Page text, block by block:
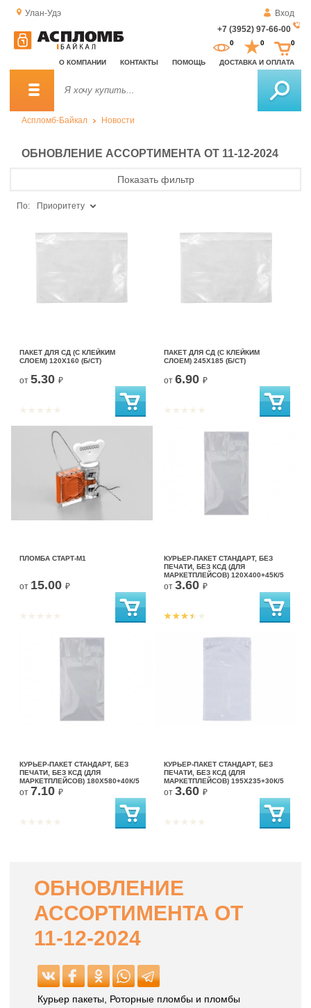
Улан-Удэ
Вход
+7 (3952) 97-66-00
О КОМПАНИИ КОНТАКТЫ ПОМОЩЬ ДОСТАВКА И ОПЛАТА
0 0 0
Аспломб-Байкал Новости
ОБНОВЛЕНИЕ АССОРТИМЕНТА ОТ 11-12-2024
Показать фильтр
По: Приоритету
ПАКЕТ ДЛЯ СД (С КЛЕЙКИМ
СЛОЕМ) 120Х160 (Б/СТ)
от 5.30 ₽
ПАКЕТ ДЛЯ СД (С КЛЕЙКИМ
СЛОЕМ) 245Х185 (Б/СТ)
от 6.90 ₽
ПЛОМБА СТАРТ-М1
от 15.00 ₽
КУРЬЕР-ПАКЕТ СТАНДАРТ, БЕЗ
ПЕЧАТИ, БЕЗ КСД (ДЛЯ
МАРКЕТПЛЕЙСОВ) 120X400+45К/5
от 3.60 ₽
КУРЬЕР-ПАКЕТ СТАНДАРТ, БЕЗ
ПЕЧАТИ, БЕЗ КСД (ДЛЯ
МАРКЕТПЛЕЙСОВ) 180X580+40К/5
от 7.10 ₽
КУРЬЕР-ПАКЕТ СТАНДАРТ, БЕЗ
ПЕЧАТИ, БЕЗ КСД (ДЛЯ
МАРКЕТПЛЕЙСОВ) 195X235+30К/5
от 3.60 ₽
ОБНОВЛЕНИЕ
АССОРТИМЕНТА ОТ
11-12-2024
Курьер пакеты, Роторные пломбы и пломбы